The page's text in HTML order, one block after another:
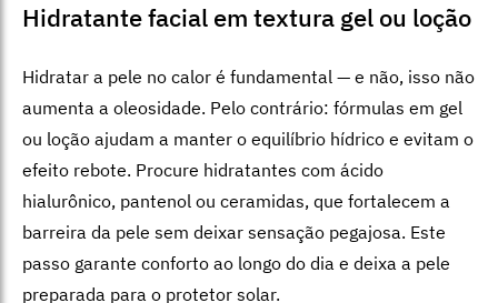
Hidratante facial em textura gel ou loção
Hidratar a pele no calor é fundamental — e não, isso não
aumenta a oleosidade. Pelo contrário: fórmulas em gel
ou loção ajudam a manter o equilíbrio hídrico e evitam o
efeito rebote. Procure hidratantes com ácido
hialurônico, pantenol ou ceramidas, que fortalecem a
barreira da pele sem deixar sensação pegajosa. Este
passo garante conforto ao longo do dia e deixa a pele
preparada para o protetor solar.